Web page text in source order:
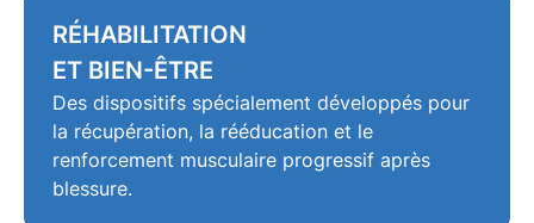
RÉHABILITATION
ET BIEN-ÊTRE
Des dispositifs spécialement développés pour
la récupération, la rééducation et le
renforcement musculaire progressif après
blessure.